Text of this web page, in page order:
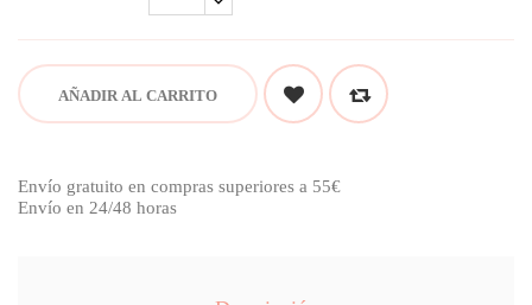
AÑADIR AL CARRITO
Envío gratuito en compras superiores a 55€
Envío en 24/48 horas